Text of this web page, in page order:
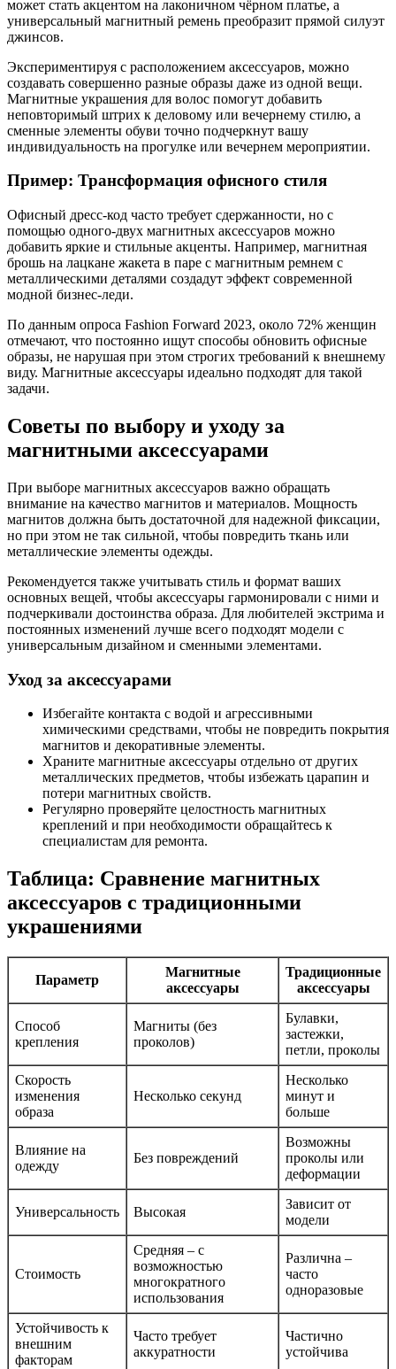
может стать акцентом на лаконичном чёрном платье, а
универсальный магнитный ремень преобразит прямой силуэт
джинсов.
Экспериментируя с расположением аксессуаров, можно
создавать совершенно разные образы даже из одной вещи.
Магнитные украшения для волос помогут добавить
неповторимый штрих к деловому или вечернему стилю, а
сменные элементы обуви точно подчеркнут вашу
индивидуальность на прогулке или вечернем мероприятии.
Пример: Трансформация офисного стиля
Офисный дресс-код часто требует сдержанности, но с
помощью одного-двух магнитных аксессуаров можно
добавить яркие и стильные акценты. Например, магнитная
брошь на лацкане жакета в паре с магнитным ремнем с
металлическими деталями создадут эффект современной
модной бизнес-леди.
По данным опроса Fashion Forward 2023, около 72% женщин
отмечают, что постоянно ищут способы обновить офисные
образы, не нарушая при этом строгих требований к внешнему
виду. Магнитные аксессуары идеально подходят для такой
задачи.
Советы по выбору и уходу за
магнитными аксессуарами
При выборе магнитных аксессуаров важно обращать
внимание на качество магнитов и материалов. Мощность
магнитов должна быть достаточной для надежной фиксации,
но при этом не так сильной, чтобы повредить ткань или
металлические элементы одежды.
Рекомендуется также учитывать стиль и формат ваших
основных вещей, чтобы аксессуары гармонировали с ними и
подчеркивали достоинства образа. Для любителей экстрима и
постоянных изменений лучше всего подходят модели с
универсальным дизайном и сменными элементами.
Уход за аксессуарами
Избегайте контакта с водой и агрессивными
химическими средствами, чтобы не повредить покрытия
магнитов и декоративные элементы.
Храните магнитные аксессуары отдельно от других
металлических предметов, чтобы избежать царапин и
потери магнитных свойств.
Регулярно проверяйте целостность магнитных
креплений и при необходимости обращайтесь к
специалистам для ремонта.
Таблица: Сравнение магнитных
аксессуаров с традиционными
украшениями
Параметр
Магнитные
аксессуары
Традиционные
аксессуары
Способ
крепления
Магниты (без
проколов)
Булавки,
застежки,
петли, проколы
Скорость
изменения
образа
Несколько секунд
Несколько
минут и
больше
Влияние на
одежду
Без повреждений
Возможны
проколы или
деформации
Универсальность Высокая
Зависит от
модели
Стоимость
Средняя – с
возможностью
многократного
использования
Различна –
часто
одноразовые
Устойчивость к
внешним
факторам
Часто требует
аккуратности
Частично
устойчива